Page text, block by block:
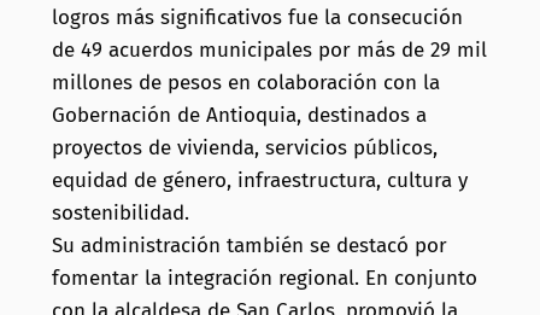
logros más significativos fue la consecución
de 49 acuerdos municipales por más de 29 mil
millones de pesos en colaboración con la
Gobernación de Antioquia, destinados a
proyectos de vivienda, servicios públicos,
equidad de género, infraestructura, cultura y
sostenibilidad.
Su administración también se destacó por
fomentar la integración regional. En conjunto